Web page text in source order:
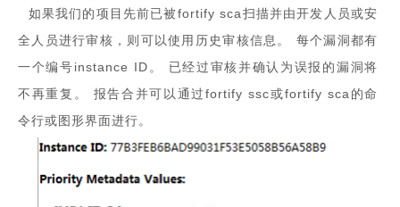
如果我们的项目先前已被fortify sca扫描并由开发人员或安
全人员进行审核，则可以使用历史审核信息。 每个漏洞都有
一个编号instance ID。 已经过审核并确认为误报的漏洞将
不再重复。 报告合并可以通过fortify ssc或fortify sca的命
令行或图形界面进行。